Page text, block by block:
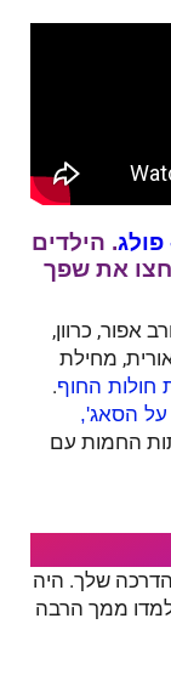
פולג. הילדים
חצו את שפך
אפור, כרוון,
מחילת
חולות החוף.
על הסאג',
החמות עם
שלך. היה
ממך הרבה